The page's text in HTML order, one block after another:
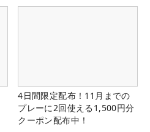
4日間限定配布！11月までの
プレーに2回使える1,500円分
クーポン配布中！